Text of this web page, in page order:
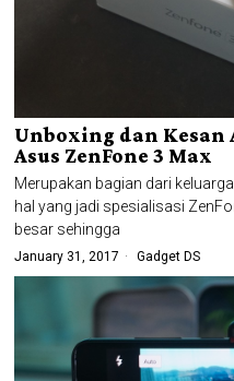
Unboxing dan Kesan
Asus ZenFone 3 Max
Merupakan bagian dari
hal yang jadi spesialisasi
besar sehingga
January 31, 2017 Gadget DS